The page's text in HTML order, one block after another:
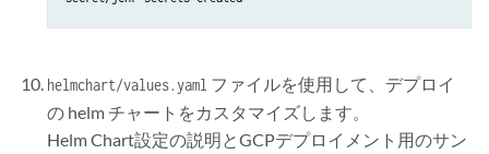
helmchart/values.yaml ファイルを使用して、デプロイ
の helm チャートをカスタマイズします。
Helm Chart設定の説明とGCPデプロイメント用のサン